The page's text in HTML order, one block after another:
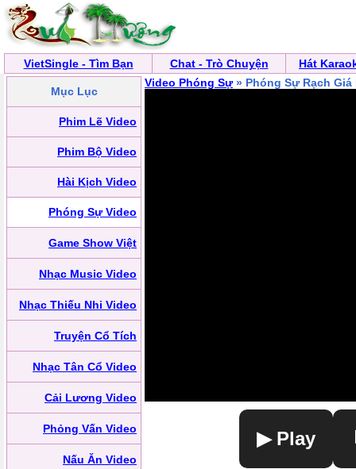
VietSingle - Tìm Bạn Chat - Trò Chuyện Hát
Mục Lục
Phim Lẽ Video
Phim Bộ Video
Hài Kịch Video
Phóng Sự Video
Game Show Việt
Nhạc Music Video
Nhạc Thiếu Nhi Video
Truyện Cổ Tích
Nhạc Tân Cổ Video
Cải Lương Video
Phỏng Vấn Video
Nấu Ăn Video
Video Phóng Sự» Phóng Sự Rạch Giá
▶ Play